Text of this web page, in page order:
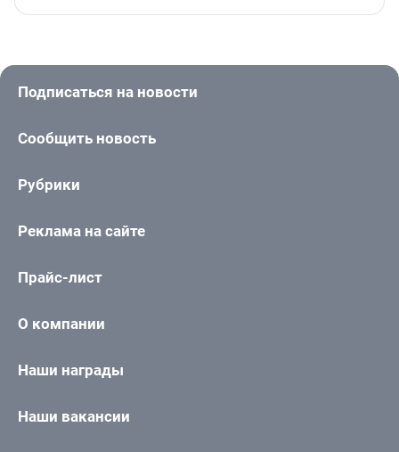
Подписаться на новости
Сообщить новость
Рубрики
Реклама на сайте
Прайс-лист
О компании
Наши награды
Наши вакансии